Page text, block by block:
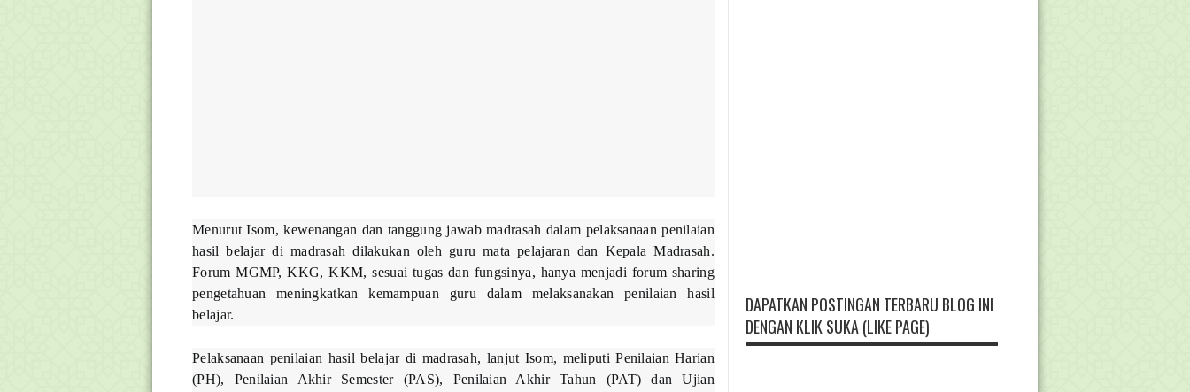
Menurut Isom, kewenangan dan tanggung jawab madrasah dalam pelaksanaan penilaian
hasil belajar di madrasah dilakukan oleh guru mata pelajaran dan Kepala Madrasah.
Forum MGMP, KKG, KKM, sesuai tugas dan fungsinya, hanya menjadi forum sharing
pengetahuan meningkatkan kemampuan guru dalam melaksanakan penilaian hasil
belajar.
Pelaksanaan penilaian hasil belajar di madrasah, lanjut Isom, meliputi Penilaian Harian
(PH), Penilaian Akhir Semester (PAS), Penilaian Akhir Tahun (PAT) dan Ujian
DAPATKAN POSTINGAN TERBARU BLOG INI
DENGAN KLIK SUKA (LIKE PAGE)